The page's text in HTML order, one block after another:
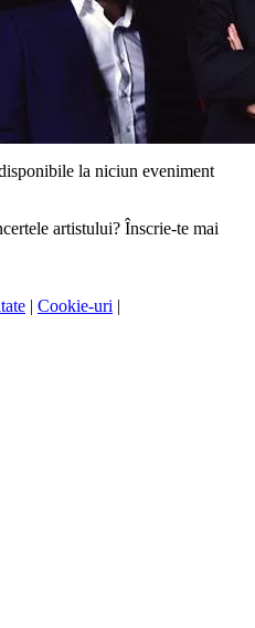
la niciun eveniment
artistului? Înscrie-te mai
| Cookie-uri |